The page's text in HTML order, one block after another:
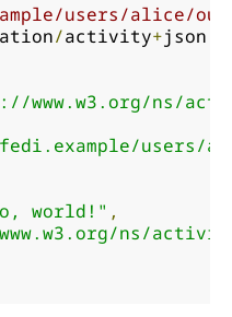
users/alice/
/activity+json
www.w3.org/ns/
users/
world!" ,
ns/